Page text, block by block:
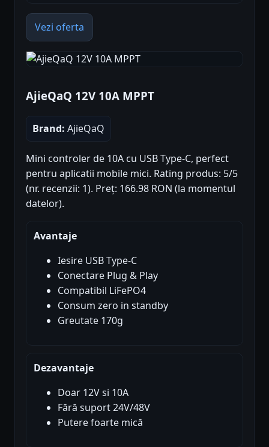
Vezi oferta
AjieQaQ 12V 10A MPPT
Brand: AjieQaQ
Mini controler de 10A cu USB Type-C, perfect
pentru aplicatii mobile mici. Rating produs: 5/5
(nr. recenzii: 1). Preț: 166.98 RON (la momentul
datelor).
Avantaje
Iesire USB Type-C
Conectare Plug & Play
Compatibil LiFePO4
Consum zero in standby
Greutate 170g
Dezavantaje
Doar 12V si 10A
Fără suport 24V/48V
Putere foarte mică